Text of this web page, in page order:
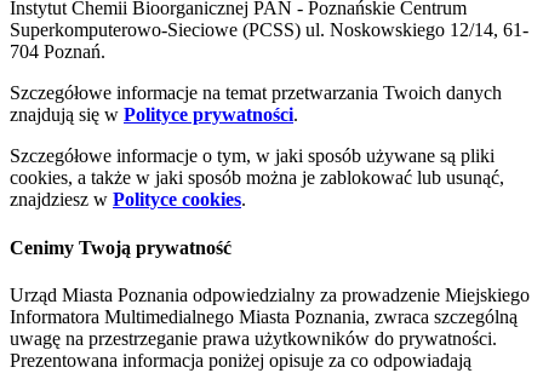
Instytut Chemii Bioorganicznej PAN - Poznańskie Centrum
Superkomputerowo-Sieciowe (PCSS) ul. Noskowskiego 12/14, 61-
704 Poznań.
Szczegółowe informacje na temat przetwarzania Twoich danych
znajdują się w Polityce prywatności.
Szczegółowe informacje o tym, w jaki sposób używane są pliki
cookies, a także w jaki sposób można je zablokować lub usunąć,
znajdziesz w Polityce cookies.
Cenimy Twoją prywatność
Urząd Miasta Poznania odpowiedzialny za prowadzenie Miejskiego
Informatora Multimedialnego Miasta Poznania, zwraca szczególną
uwagę na przestrzeganie prawa użytkowników do prywatności.
Prezentowana informacja poniżej opisuje za co odpowiadają